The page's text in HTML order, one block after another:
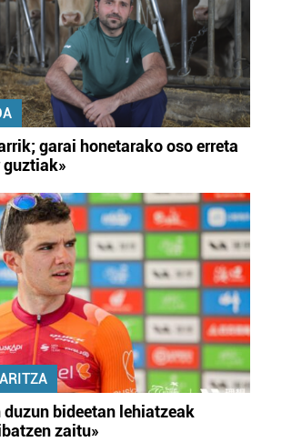
garai honetarako oso erreta
guztiak»
duzun bideetan lehiatzeak
zaitu»